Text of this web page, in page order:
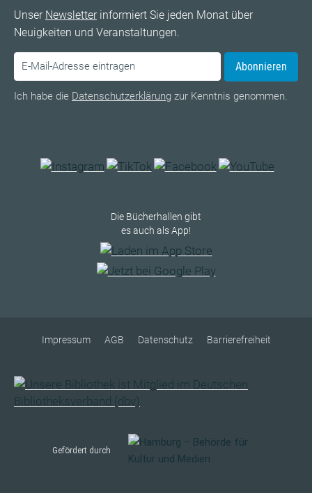
Unser Newsletterinformiert Sie jeden Monat über
Neuigkeiten und Veranstaltungen.
Abonnieren
Ich habe die Datenschutzerklärung zur Kenntnis genommen.
Die Bücherhallen gibt
es auch als App!
Impressum AGB Datenschutz Barrierefreiheit
Gefördert durch